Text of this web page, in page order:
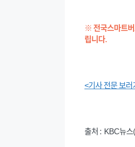
※ 전국스마트버
립니다.
<기사 전문 보러
출처 : KBC뉴스(